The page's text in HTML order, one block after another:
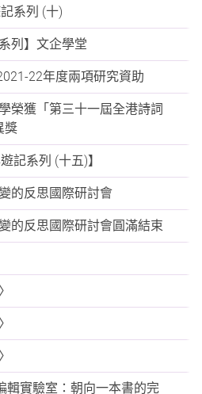
系列 (十)
列】文企學堂
22年度兩項研究資助
榮獲「第三十一屆全港詩詞
獎
記系列 (十五)】
的反思國際研討會
的反思國際研討會圓滿結束
輯實驗室：朝向一本書的完